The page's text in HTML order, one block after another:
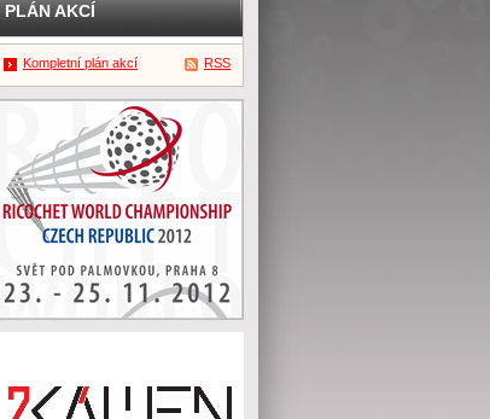
PLÁN AKCÍ
Kompletní plán akcí RSS